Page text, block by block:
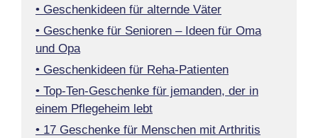
• Geschenkideen für alternde Väter
• Geschenke für Senioren – Ideen für Oma
und Opa
• Geschenkideen für Reha-Patienten
• Top-Ten-Geschenke für jemanden, der in
einem Pflegeheim lebt
• 17 Geschenke für Menschen mit Arthritis